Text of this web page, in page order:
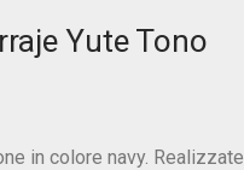
Yute Tono
in colore navy. Realizzate